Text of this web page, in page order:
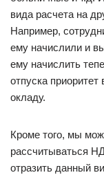
вида расчета на
Например,
ему начислили и
ему начислить
отпуска
окладу.
Кроме того, мы
рассчитываться
отразить данный